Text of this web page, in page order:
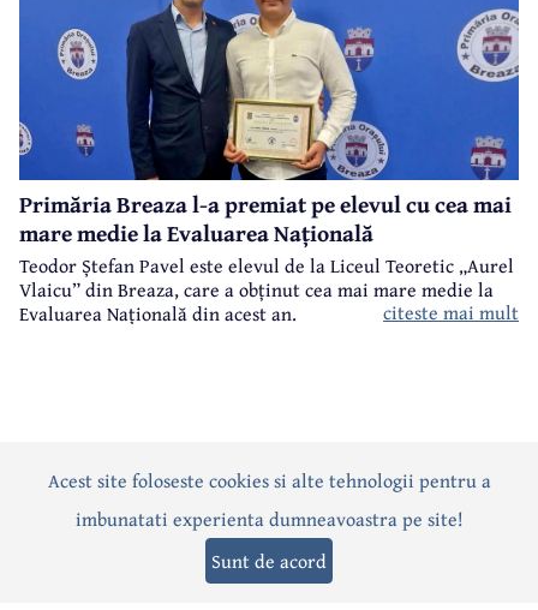
Primăria Breaza l-a premiat pe elevul cu cea mai
mare medie la Evaluarea Națională
Teodor Ștefan Pavel este elevul de la Liceul Teoretic „Aurel
Vlaicu” din Breaza, care a obținut cea mai mare medie la
Evaluarea Națională din acest an.
citeste mai mult
ActualitatePoliticăSocialEvenimentInterviuri
Editorial Sport Anunțuri
Acest site foloseste cookies si alte tehnologii pentru a
imbunatati experienta dumneavoastra pe site!
Sunt de acord